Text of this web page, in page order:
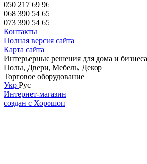
050 217 69 96
068 390 54 65
073 390 54 65
Контакты
Полная версия сайта
Карта сайта
Интерьерные решения для дома и бизнеса
Полы, Двери, Мебель, Декор
Торговое оборудование
Укр Рус
Интернет-магазин
создан с Хорошоп